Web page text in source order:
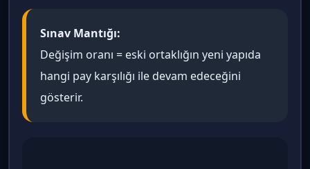
Sınav Mantığı:
Değişim oranı = eski ortaklığın yeni yapıda
hangi pay karşılığı ile devam edeceğini
gösterir.